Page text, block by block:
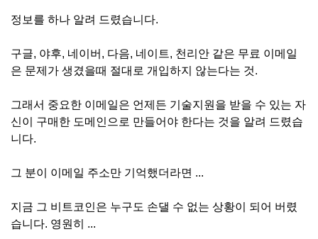
정보를 하나 알려 드렸습니다.
구글, 야후, 네이버, 다음, 네이트, 천리안 같은 무료 이메일
은 문제가 생겼을때 절대로 개입하지 않는다는 것.
그래서 중요한 이메일은 언제든 기술지원을 받을 수 있는 자
신이 구매한 도메인으로 만들어야 한다는 것을 알려 드렸습
니다.
그 분이 이메일 주소만 기억했더라면 ...
지금 그 비트코인은 누구도 손댈 수 없는 상황이 되어 버렸
습니다. 영원히 ...